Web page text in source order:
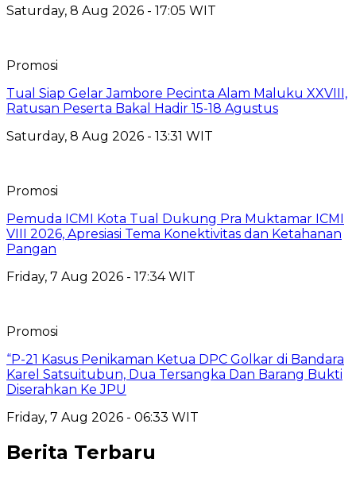
Saturday, 8 Aug 2026 - 17:05 WIT
Promosi
Tual Siap Gelar Jambore Pecinta Alam Maluku XXVIII,
Ratusan Peserta Bakal Hadir 15-18 Agustus
Saturday, 8 Aug 2026 - 13:31 WIT
Promosi
Pemuda ICMI Kota Tual Dukung Pra Muktamar ICMI
VIII 2026, Apresiasi Tema Konektivitas dan Ketahanan
Pangan
Friday, 7 Aug 2026 - 17:34 WIT
Promosi
“P-21 Kasus Penikaman Ketua DPC Golkar di Bandara
Karel Satsuitubun, Dua Tersangka Dan Barang Bukti
Diserahkan Ke JPU
Friday, 7 Aug 2026 - 06:33 WIT
Berita Terbaru